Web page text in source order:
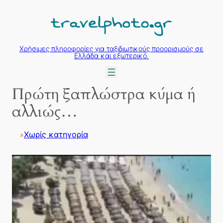
περιεχόμενο
Χρήσιμες πληροφορίες για ταξιδιωτικούς προορισμούς σε
Ελλάδα και εξωτερικό.
Πρώτη ξαπλώστρα κύμα ή
αλλιώς…
»Χωρίς κατηγορία